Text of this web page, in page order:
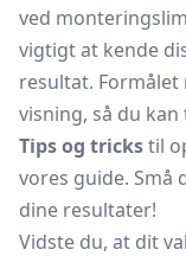
ved
vigtigt at kende
resultat. Formålet
visning, så du
Tips og trickstil
vores guide. Små
dine resultater!
Vidste du, at dit